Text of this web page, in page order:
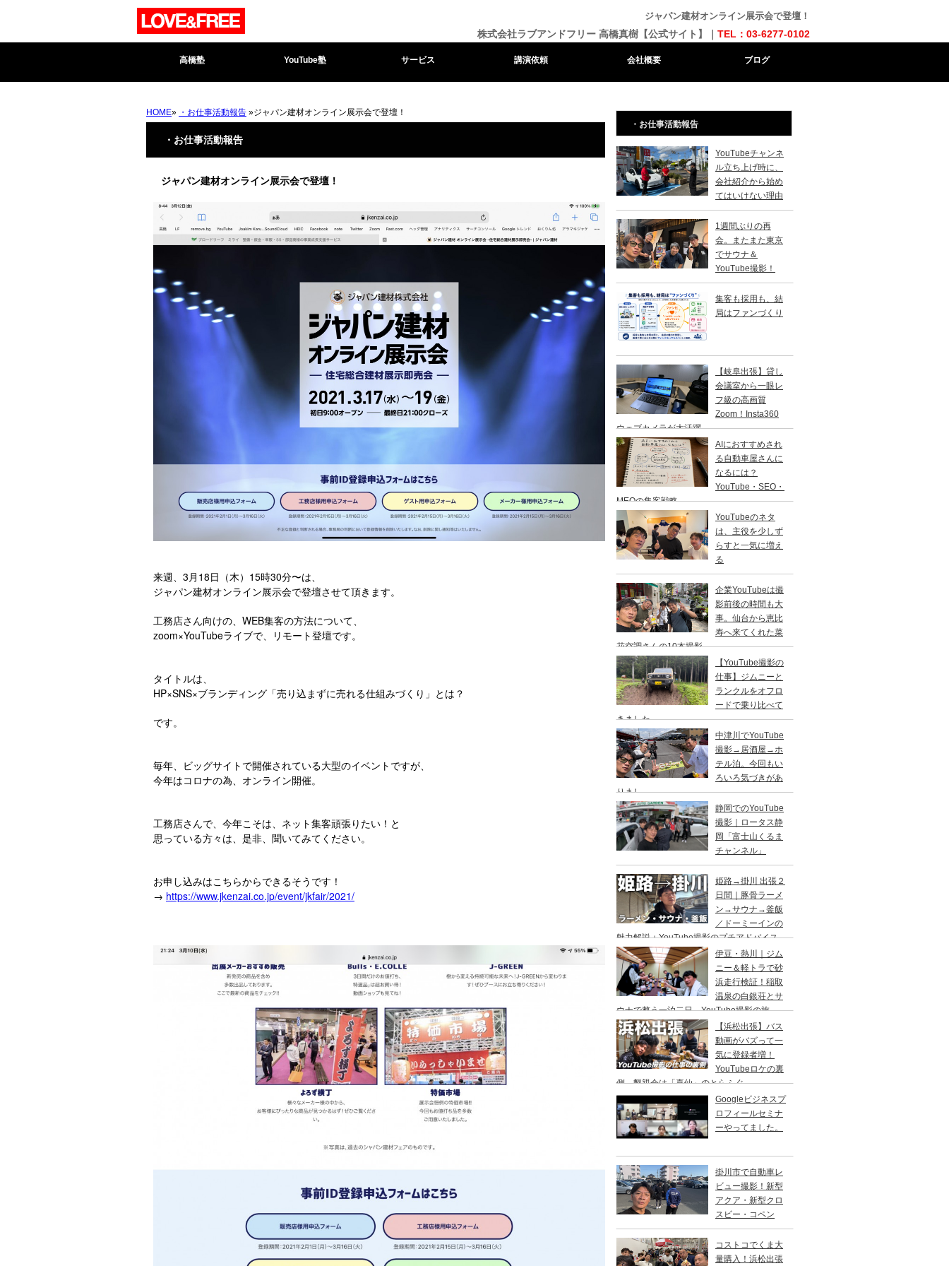
ジャパン建材オンライン展示会で登壇！
株式会社ラブアンドフリー 高橋真樹【公式サイト】｜ TEL：03-6277-0102
高橋塾 YouTube塾 サービス 講演依頼 会社概要 ブログ
HOME» ・お仕事活動報告 »ジャパン建材オンライン展示会で登壇！
・お仕事活動報告
ジャパン建材オンライン展示会で登壇！
来週、3月18日（木）15時30分〜は、
ジャパン建材オンライン展示会で登壇させて頂きます。
工務店さん向けの、WEB集客の方法について、
zoom×YouTubeライブで、リモート登壇です。
タイトルは、
HP×SNS×ブランディング「売り込まずに売れる仕組みづくり」とは？
です。
毎年、ビッグサイトで開催されている大型のイベントですが、
今年はコロナの為、オンライン開催。
工務店さんで、今年こそは、ネット集客頑張りたい！と
思っている方々は、是非、聞いてみてください。
お申し込みはこちらからできるそうです！
→ https://www.jkenzai.co.jp/event/jkfair/2021/
・お仕事活動報告
YouTubeチャンネ
ル立ち上げ時に、
会社紹介から始め
てはいけない理由
1週間ぶりの再
会。またまた東京
でサウナ＆
YouTube撮影！
集客も採用も、結
局はファンづくり
【岐阜出張】貸し
会議室から一眼レ
フ級の高画質
Zoom！Insta360
ウェブカメラが大活躍
AIにおすすめされ
る自動車屋さんに
なるには？
YouTube・SEO・
MEOの集客戦略
YouTubeのネタ
は、主役を少しず
らすと一気に増え
る
企業YouTubeは撮
影前後の時間も大
事。仙台から恵比
寿へ来てくれた菜
花空調さんの10本撮影
【YouTube撮影の
仕事】ジムニーと
ランクルをオフロ
ードで乗り比べて
きました
中津川でYouTube
撮影→居酒屋→ホ
テル泊。今回もい
ろいろ気づきがあ
りまし
静岡でのYouTube
撮影｜ロータス静
岡「富士山くるま
チャンネル」
姫路→掛川 出張２
日間｜豚骨ラーメ
ン→サウナ→釜飯
／ドーミーインの
魅力解説＋YouTube撮影のプチアドバイス
あり
伊豆・熱川｜ジム
ニー＆軽トラで砂
浜走行検証！稲取
温泉の白銀荘とサ
ウナで整う一泊二日、YouTube撮影の旅
【浜松出張】バス
動画がバズって一
気に登録者増！
YouTubeロケの裏
側、懇親会は「喜仙」のとらふぐ
Googleビジネスプ
ロフィールセミナ
ーやってました。
掛川市で自動車レ
ビュー撮影！新型
アクア・新型クロ
スビー・コペン
コストコでくま大
量購入！浜松出張